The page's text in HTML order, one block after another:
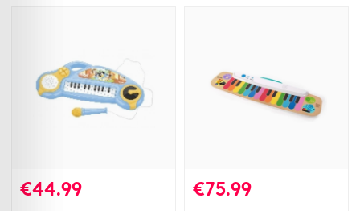
€44.99 €75.99